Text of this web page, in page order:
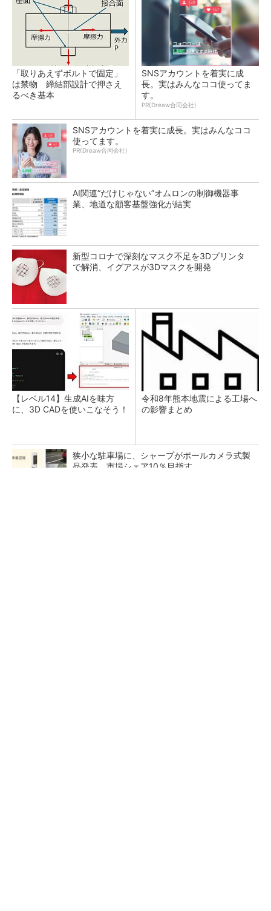
「取りあえずボルトで固定」
は禁物 締結部設計で押さえ
るべき基本
SNSアカウントを着実に成
長。実はみんなココ使ってま
す。
PR(Dreaw合同会社)
SNSアカウントを着実に成長。実はみんなココ
使ってます。
PR(Dreaw合同会社)
AI関連“だけじゃない”オムロンの制御機器事
業、地道な顧客基盤強化が結実
新型コロナで深刻なマスク不足を3Dプリンタ
で解消、イグアスが3Dマスクを開発
【レベル14】生成AIを味方
に、3D CADを使いこなそう！
令和8年熊本地震による工場へ
の影響まとめ
狭小な駐車場に、シャープがポールカメラ式製
品発表 市場シェア10％目指す